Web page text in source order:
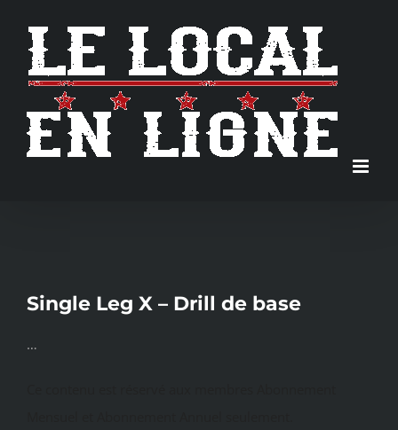
content
Single Leg X – Drill de base
…